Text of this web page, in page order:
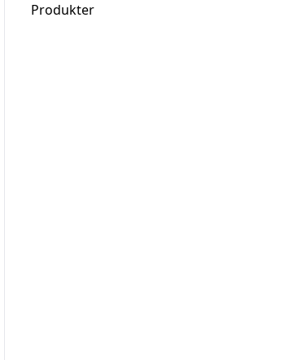
Produkter